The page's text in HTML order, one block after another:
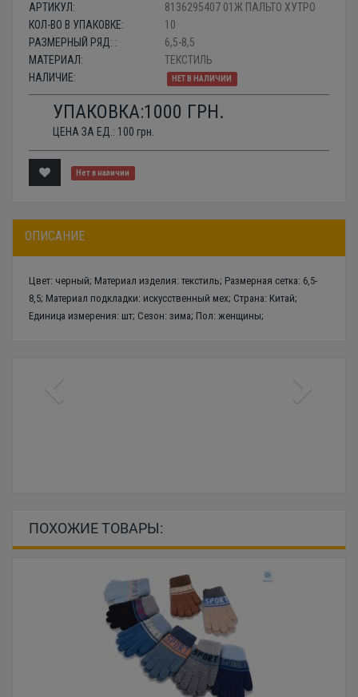
АРТИКУЛ:
8136295407 01Ж ПАЛЬТО ХУТРО
КОЛ-ВО В УПАКОВКЕ:
10
РАЗМЕРНЫЙ РЯД: :
6,5-8,5
МАТЕРИАЛ:
ТЕКСТИЛЬ
НАЛИЧИЕ:
НЕТ В НАЛИЧИИ
УПАКОВКА:1000 ГРН.
ЦЕНА ЗА ЕД.: 100 грн.
Нет в наличии
ОПИСАНИЕ
Цвет: черный; Материал изделия: текстиль; Размерная сетка: 6,5-
8,5; Материал подкладки: искусственный мех; Страна: Китай;
Единица измерения: шт; Сезон: зима; Пол: женщины;
ПОХОЖИЕ ТОВАРЫ: